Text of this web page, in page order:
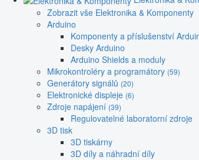
Zobrazit vše Elektronika & Komponenty
Arduino
Komponenty a příslušenství
Desky Arduino
Arduino Shields a moduly
Mikrokontroléry a programátory (59)
Generátory signálů (20)
Elektronické displeje (6)
Zdroje napájení (39)
Regulovatelné laboratorní zdroje
3D tisk
3D tiskárny
3D díly a náhradní díly